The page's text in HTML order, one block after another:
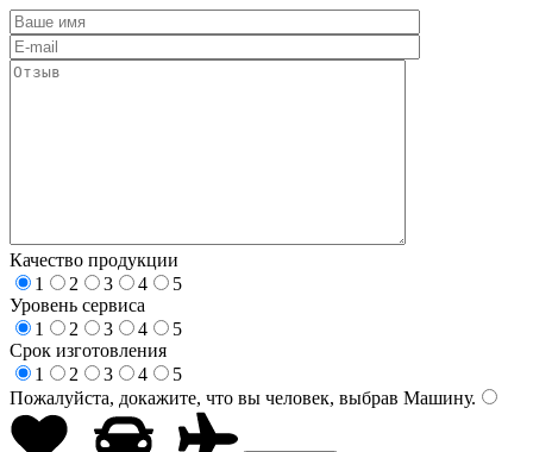
Качество продукции
1
2 3 4
5
Уровень сервиса
1
2 3 4
5
Срок изготовления
1
2 3 4
5
Пожалуйста, докажите, что вы человек, выбрав Машину.